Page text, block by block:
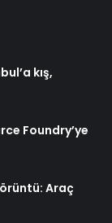
kış,
Foundry’ye
Araç